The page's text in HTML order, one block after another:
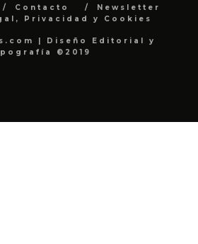
Contacto
Newsletter
Privacidad y Cookies
| Diseño Editorial y
©2019